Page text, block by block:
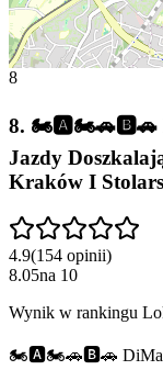
8
8. 🏍️️🅰️🏍️🚗🅱️🚗
Jazdy
Kraków I
4.9(154 opinii)
8.05na 10
Wynik w rankingu
🏍️️🅰️🏍️🚗🅱️🚗 DiMaX.